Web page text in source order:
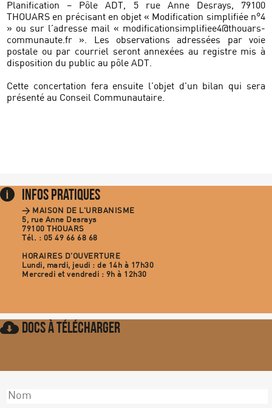
Planification – Pôle ADT, 5 rue Anne Desrays, 79100
THOUARS en précisant en objet « Modification simplifiée n°4
» ou sur l’adresse mail « modificationsimplifiee4@thouars-
communaute.fr ». Les observations adressées par voie
postale ou par courriel seront annexées au registre mis à
disposition du public au pôle ADT.
Cette concertation fera ensuite l’objet d’un bilan qui sera
présenté au Conseil Communautaire.
Infos Pratiques
> MAISON DE L'URBANISME
5, rue Anne Desrays
79100 THOUARS
Tél. : 05 49 66 68 68
HORAIRES D'OUVERTURE
Lundi, mardi, jeudi : de 14h à 17h30
Mercredi et vendredi : 9h à 12h30
Docs à Télécharger